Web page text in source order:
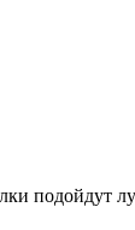
подойдут